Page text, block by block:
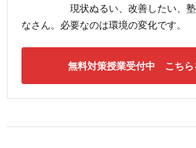
現状ぬるい、改善したい、塾が
なさん。必要なのは環境の変化です。
無料対策授業受付中 こちら